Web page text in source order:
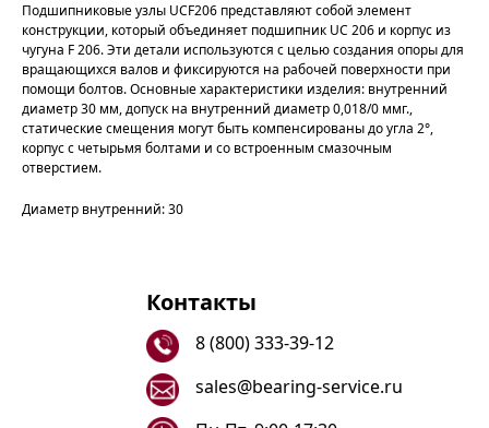
Подшипниковые узлы UCF206 представляют собой элемент
конструкции, который объединяет подшипник UC 206 и корпус из
чугуна F 206. Эти детали используются с целью создания опоры для
вращающихся валов и фиксируются на рабочей поверхности при
помощи болтов. Основные характеристики изделия: внутренний
диаметр 30 мм, допуск на внутренний диаметр 0,018/0 ммг.,
статические смещения могут быть компенсированы до угла 2°,
корпус с четырьмя болтами и со встроенным смазочным
отверстием.
Диаметр внутренний: 30
Контакты
8 (800) 333-39-12
sales@bearing-service.ru